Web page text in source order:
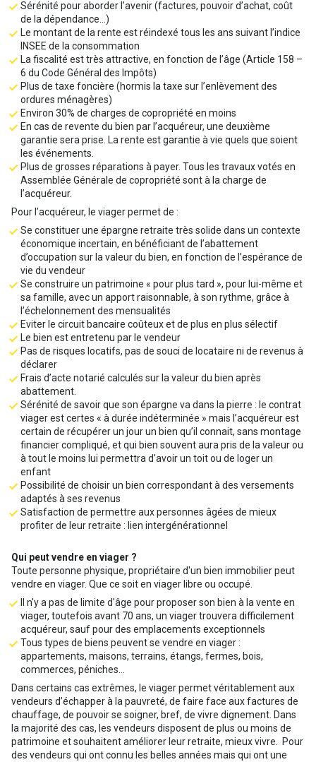
Sérénité pour aborder l’avenir (factures, pouvoir d’achat, coût
de la dépendance…)
Le montant de la rente est réindexé tous les ans suivant l’indice
INSEE de la consommation
La fiscalité est très attractive, en fonction de l’âge (Article 158 –
6 du Code Général des Impôts)
Plus de taxe foncière (hormis la taxe sur l’enlèvement des
ordures ménagères)
Environ 30% de charges de copropriété en moins
En cas de revente du bien par l’acquéreur, une deuxième
garantie sera prise. La rente est garantie à vie quels que soient
les événements.
Plus de grosses réparations à payer. Tous les travaux votés en
Assemblée Générale de copropriété sont à la charge de
l’acquéreur.
Pour l’acquéreur, le viager permet de :
Se constituer une épargne retraite très solide dans un contexte
économique incertain, en bénéficiant de l’abattement
d’occupation sur la valeur du bien, en fonction de l’espérance de
vie du vendeur
Se construire un patrimoine « pour plus tard », pour lui-même et
sa famille, avec un apport raisonnable, à son rythme, grâce à
l’échelonnement des mensualités
Eviter le circuit bancaire coûteux et de plus en plus sélectif
Le bien est entretenu par le vendeur
Pas de risques locatifs, pas de souci de locataire ni de revenus à
déclarer
Frais d’acte notarié calculés sur la valeur du bien après
abattement.
Sérénité de savoir que son épargne va dans la pierre : le contrat
viager est certes « à durée indéterminée » mais l’acquéreur est
certain de récupérer un jour un bien qu’il connait, sans montage
financier compliqué, et qui bien souvent aura pris de la valeur ou
à tout le moins lui permettra d’avoir un toit ou de loger un
enfant
Possibilité de choisir un bien correspondant à des versements
adaptés à ses revenus
Satisfaction de permettre aux personnes âgées de mieux
profiter de leur retraite : lien intergénérationnel
Qui peut vendre en viager ?
Toute personne physique, propriétaire d'un bien immobilier peut
vendre en viager. Que ce soit en viager libre ou occupé.
Il n'y a pas de limite d'âge pour proposer son bien à la vente en
viager, toutefois avant 70 ans, un viager trouvera difficilement
acquéreur, sauf pour des emplacements exceptionnels
Tous types de biens peuvent se vendre en viager :
appartements, maisons, terrains, étangs, fermes, bois,
commerces, péniches...
Dans certains cas extrêmes, le viager permet véritablement aux
vendeurs d’échapper à la pauvreté, de faire face aux factures de
chauffage, de pouvoir se soigner, bref, de vivre dignement. Dans
la majorité des cas, les vendeurs disposent de plus ou moins de
patrimoine et souhaitent améliorer leur retraite, mieux vivre. Pour
des vendeurs qui ont connu les belles années mais qui ont une